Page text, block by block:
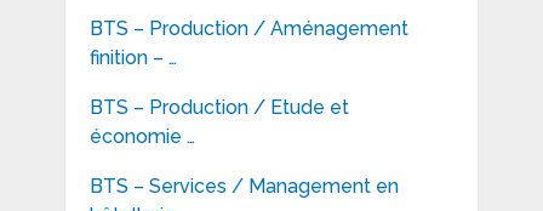
BTS – Production / Aménagement
finition – …
BTS – Production / Etude et
économie …
BTS – Services / Management en